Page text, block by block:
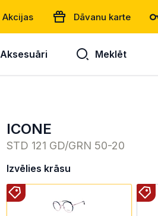
Akcijas Dāvanu karte
Aksesuāri Meklēt
ICONE
STD 121 GD/GRN 50-20
Izvēlies krāsu